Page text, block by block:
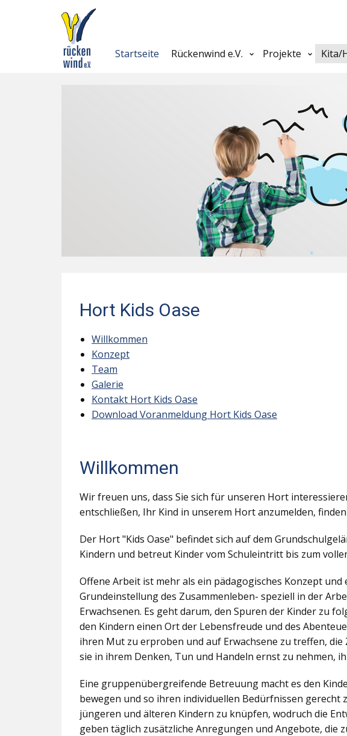
Startseite Rückenwind e.V. Projekte Kita/
Hort Kids Oase
Willkommen
Konzept
Team
Galerie
Kontakt Hort Kids Oase
Download Voranmeldung Hort Kids Oase
Willkommen
Wir freuen uns, dass Sie sich für unseren Hort
entschließen, Ihr Kind in unserem Hort anzumelden,
Der Hort "Kids Oase" befindet sich auf dem
Kindern und betreut Kinder vom Schuleintritt bis zum
Offene Arbeit ist mehr als ein pädagogisches Konzept
Grundeinstellung des Zusammenleben- speziell in der
Erwachsenen. Es geht darum, den Spuren der Kinder zu
den Kindern einen Ort der Lebensfreude und des
ihren Mut zu erproben und auf Erwachsene zu treffen,
sie in ihrem Denken, Tun und Handeln ernst zu nehmen,
Eine gruppenübergreifende Betreuung macht es den
bewegen und so ihren individuellen Bedürfnissen
jüngeren und älteren Kindern zu knüpfen, wodruch die
geben täglich zusätzliche Anregungen und Angebote, die